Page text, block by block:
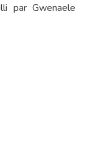
par Gwenaele